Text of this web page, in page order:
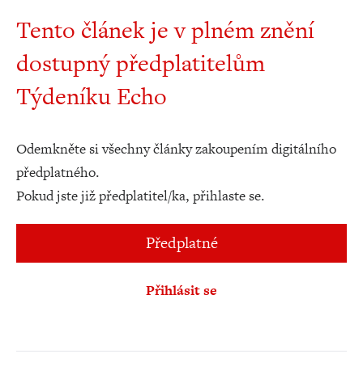
Tento článek je v plném znění
dostupný předplatitelům
Týdeníku Echo
Odemkněte si všechny články zakoupením digitálního
předplatného.
Pokud jste již předplatitel/ka, přihlaste se.
Předplatné
Přihlásit se